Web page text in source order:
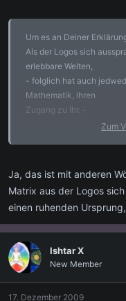
Um es an Deiner
Als der Logos sich
erlebbare Welten,
- folglich hat auch
Mathematik, ihren
Zugang zu Ihr. -
LG, - Ishtar X. -
Zum
Ja, das ist mit anderen
Matrix aus der Logos
einen ruhenden
Ishtar X
New Member
17. Dezember 2009